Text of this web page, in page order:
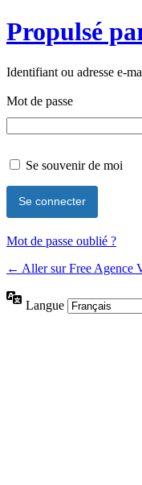
Propulsé
Identifiant ou adresse e-
Mot de passe
Se souvenir de moi
Mot de passe oublié ?
← Aller sur Free Agence
Langue